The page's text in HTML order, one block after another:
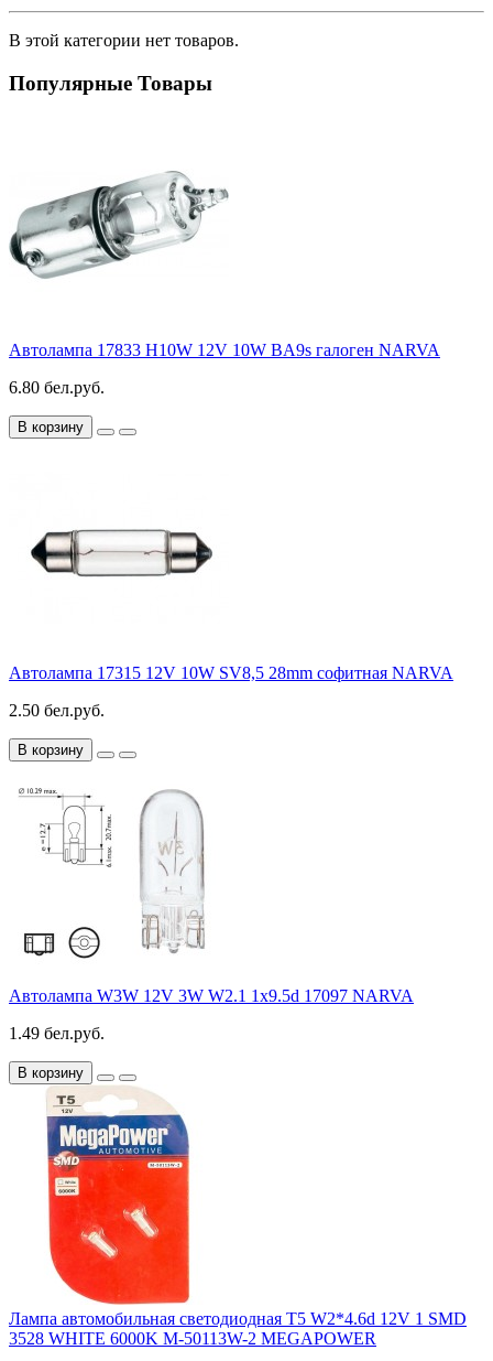
В этой категории нет товаров.
Популярные Товары
Автолампа 17833 H10W 12V 10W BA9s галоген NARVA
6.80 бел.руб.
В корзину
Автолампа 17315 12V 10W SV8,5 28mm софитная NARVA
2.50 бел.руб.
В корзину
Автолампа W3W 12V 3W W2.1 1x9.5d 17097 NARVA
1.49 бел.руб.
В корзину
Лампа автомобильная светодиодная T5 W2*4.6d 12V 1 SMD
3528 WHITE 6000K M-50113W-2 MEGAPOWER